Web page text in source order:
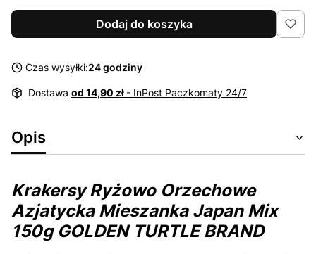
Dodaj do koszyka
Czas wysyłki:24 godziny
Dostawa od 14,90 zł - InPost Paczkomaty 24/7
Opis
Krakersy Ryżowo Orzechowe
Azjatycka Mieszanka Japan Mix
150g GOLDEN TURTLE BRAND